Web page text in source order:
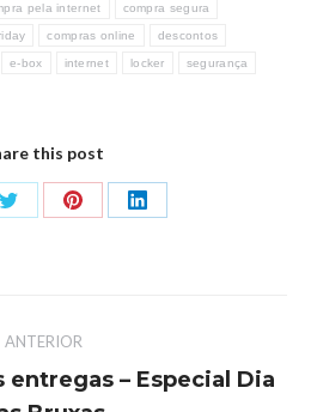
pela internet compra segura
compras online descontos
e-box internet locker segurança
this post
ANTERIOR
– Especial Dia